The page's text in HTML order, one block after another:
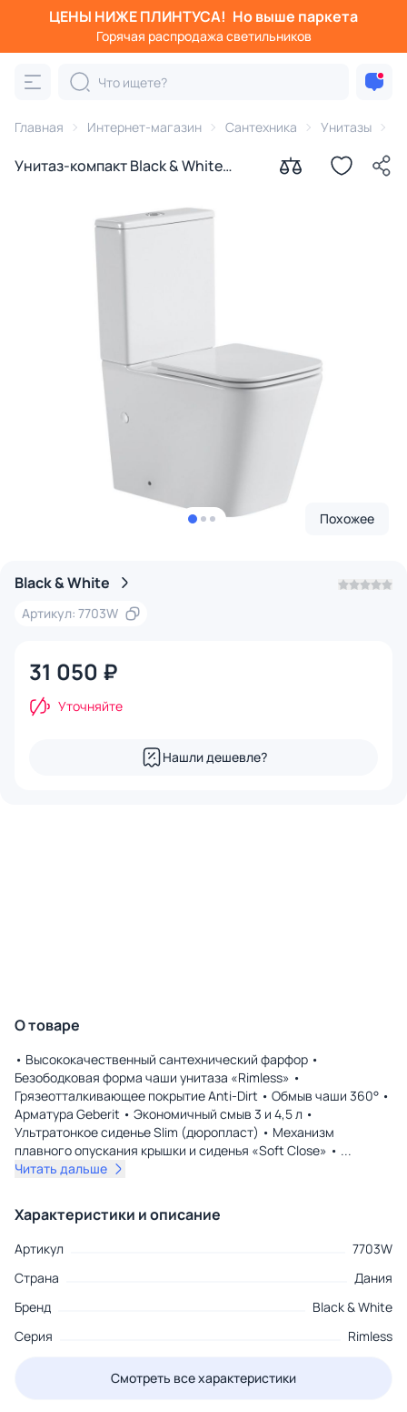
ЦЕНЫ НИЖЕ ПЛИНТУСА! Но выше паркета
Горячая распродажа светильников
Главная Интернет-магазин Сантехника Унитазы
Унитаз-компакт Black & White
Похожее
Black & White
Артикул: 7703W
31 050 ₽
Уточняйте
Нашли дешевле?
О товаре
• Высококачественный сантехнический фарфор •
Безободковая форма чаши унитаза «Rimless» •
Грязеотталкивающее покрытие Anti-Dirt • Обмыв чаши 360° •
Арматура Geberit • Экономичный смыв 3 и 4,5 л •
Ультратонкое сиденье Slim (дюропласт) • Механизм
плавного опускания крышки и сиденья «Soft Close» • ...
Читать дальше
Характеристики и описание
Артикул
7703W
Страна
Дания
Бренд
Black & White
Серия
Rimless
Смотреть все характеристики